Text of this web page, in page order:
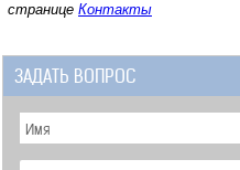
странице Контакты
ЗАДАТЬ ВОПРОС